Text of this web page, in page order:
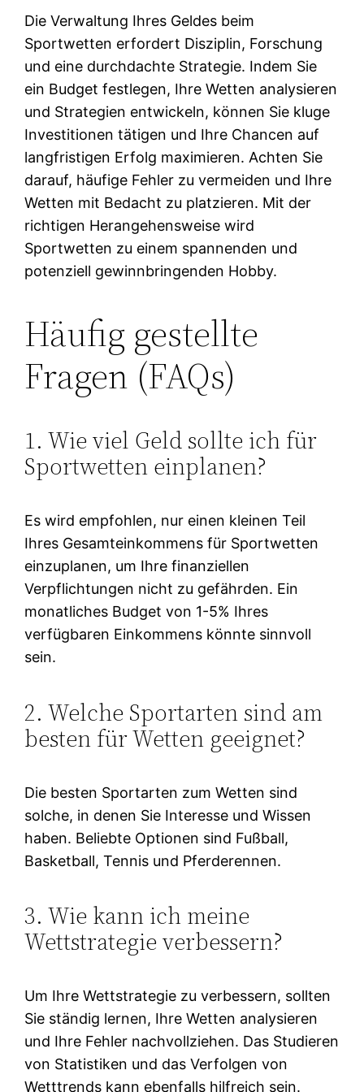
Die Verwaltung Ihres Geldes beim
Sportwetten erfordert Disziplin, Forschung
und eine durchdachte Strategie. Indem Sie
ein Budget festlegen, Ihre Wetten analysieren
und Strategien entwickeln, können Sie kluge
Investitionen tätigen und Ihre Chancen auf
langfristigen Erfolg maximieren. Achten Sie
darauf, häufige Fehler zu vermeiden und Ihre
Wetten mit Bedacht zu platzieren. Mit der
richtigen Herangehensweise wird
Sportwetten zu einem spannenden und
potenziell gewinnbringenden Hobby.
Häufig gestellte
Fragen (FAQs)
1. Wie viel Geld sollte ich für
Sportwetten einplanen?
Es wird empfohlen, nur einen kleinen Teil
Ihres Gesamteinkommens für Sportwetten
einzuplanen, um Ihre finanziellen
Verpflichtungen nicht zu gefährden. Ein
monatliches Budget von 1-5% Ihres
verfügbaren Einkommens könnte sinnvoll
sein.
2. Welche Sportarten sind am
besten für Wetten geeignet?
Die besten Sportarten zum Wetten sind
solche, in denen Sie Interesse und Wissen
haben. Beliebte Optionen sind Fußball,
Basketball, Tennis und Pferderennen.
3. Wie kann ich meine
Wettstrategie verbessern?
Um Ihre Wettstrategie zu verbessern, sollten
Sie ständig lernen, Ihre Wetten analysieren
und Ihre Fehler nachvollziehen. Das Studieren
von Statistiken und das Verfolgen von
Wetttrends kann ebenfalls hilfreich sein.